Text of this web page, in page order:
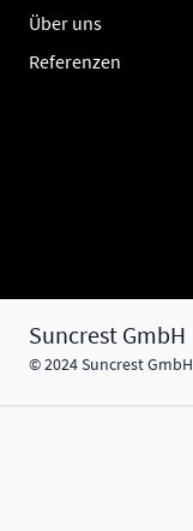
Über uns
Referenzen
Suncrest GmbH
© 2024 Suncrest GmbH